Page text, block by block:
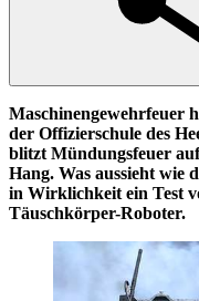
Maschinengewehrfeuer
der Offizierschule des
blitzt Mündungsfeuer
Hang. Was aussieht wie
in Wirklichkeit ein Test
Täuschkörper-Roboter.